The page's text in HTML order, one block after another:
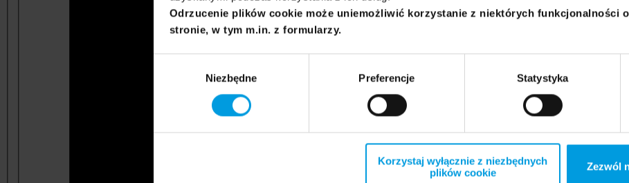
Odrzucenie plików cookie może uniemożliwić korzystanie z niektórych funkcjonalności
stronie, w tym m.in. z formularzy.
Niezbędne Preferencje Statystyka
Korzystaj wyłącznie z niezbędnych
plików cookie
Zezwól